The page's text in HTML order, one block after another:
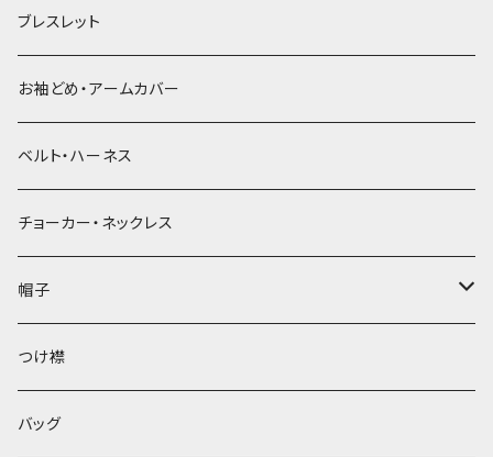
ブレスレット
お袖どめ・アームカバー
ベルト・ハーネス
チョーカー・ネックレス
帽子
ベレー帽
つけ襟
バッグ